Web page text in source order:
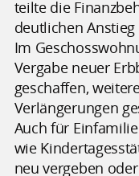
teilte die
deutlichen
Im
Vergabe neuer
geschaffen,
Verlängerungen
Auch für
wie
neu vergeben